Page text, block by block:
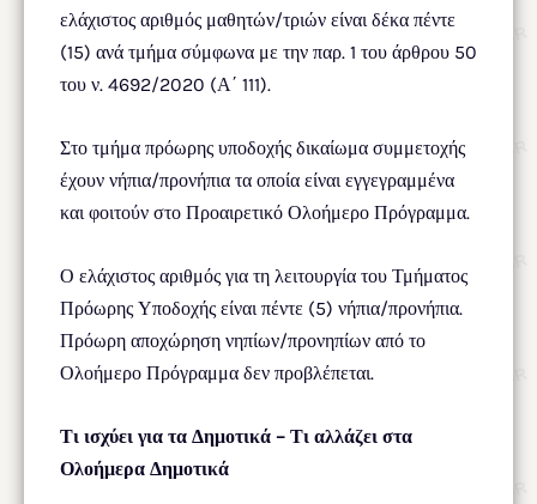
ελάχιστος αριθμός μαθητών/τριών είναι δέκα πέντε
(15) ανά τμήμα σύμφωνα με την παρ. 1 του άρθρου 50
του ν. 4692/2020 (Α΄ 111).
Στο τμήμα πρόωρης υποδοχής δικαίωμα συμμετοχής
έχουν νήπια/προνήπια τα οποία είναι εγγεγραμμένα
και φοιτούν στο Προαιρετικό Ολοήμερο Πρόγραμμα.
Ο ελάχιστος αριθμός για τη λειτουργία του Τμήματος
Πρόωρης Υποδοχής είναι πέντε (5) νήπια/προνήπια.
Πρόωρη αποχώρηση νηπίων/προνηπίων από το
Ολοήμερο Πρόγραμμα δεν προβλέπεται.
Τι ισχύει για τα Δημοτικά – Τι αλλάζει στα
Ολοήμερα Δημοτικά